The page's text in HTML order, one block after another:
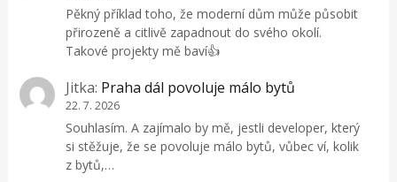
Pěkný příklad toho, že moderní dům může působit
přirozeně a citlivě zapadnout do svého okolí.
Takové projekty mě baví👍
Jitka: Praha dál povoluje málo bytů
22. 7. 2026
Souhlasím. A zajímalo by mě, jestli developer, který
si stěžuje, že se povoluje málo bytů, vůbec ví, kolik
z bytů,…